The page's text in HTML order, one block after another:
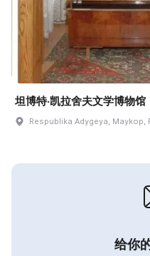
坦博特·凯拉舍夫文学博物馆
Respublika Adygeya,
给你